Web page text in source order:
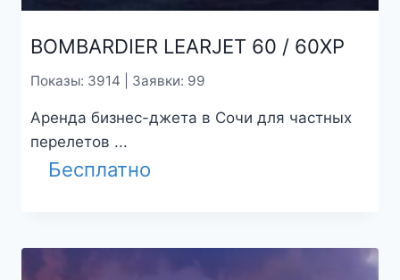
BOMBARDIER LEARJET 60 / 60XP
Показы: 3914 | Заявки: 99
Аренда бизнес-джета в Сочи для частных
перелетов ...
Бесплатно